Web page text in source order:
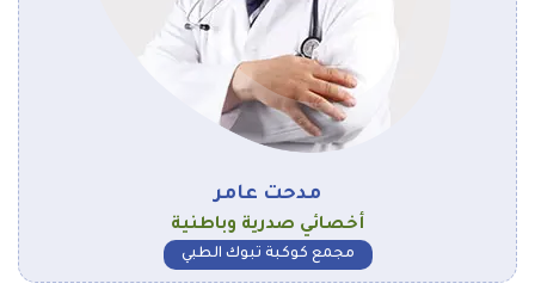
مدحت عامر
أخصائي صدرية وباطنية
مجمع كوكبة تبوك الطبي